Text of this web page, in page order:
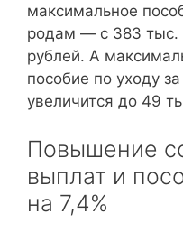
максимальное
родам — с 383 тыс.
рублей. А
пособие по уходу
увеличится до 49
Повышение
выплат и
на 7,4%